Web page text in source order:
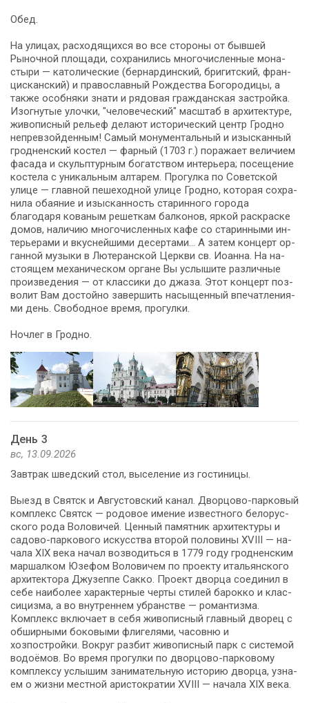
Обед.
На ули­цах, рас­хо­дя­щих­ся во все сто­ро­ны от быв­шей
Рыночной пло­ща­ди, со­хра­ни­лись мно­го­чис­лен­ные мо­на­
сты­ри — ка­то­ли­че­ские (бер­нар­дин­ский, бри­гит­ский, фран­
цис­кан­ский) и пра­во­слав­ный Рож­де­ства Бо­го­ро­ди­цы, а
так­же особ­ня­ки зна­ти и ря­до­вая граж­дан­ская за­строй­ка.
Изогнутые улоч­ки, "че­ло­ве­че­ский" мас­штаб в ар­хи­тек­ту­ре,
жи­во­пис­ный ре­льеф де­ла­ют ис­то­ри­че­ский центр Грод­но
непревзойденным! Са­мый мо­ну­мен­таль­ный и изыс­кан­ный
грод­нен­ский ко­стел — фарный (1703 г.) по­ра­жа­ет ве­ли­чи­ем
фа­са­да и скульп­тур­ным бо­гат­ством ин­те­рье­ра; посещение
ко­сте­ла с уни­каль­ным ал­та­рем. Прогулка по Советской
ули­це — глав­ной пе­ше­ход­ной ули­це Грод­но, ко­то­рая со­хра­
ни­ла оба­я­ние и изыс­кан­ность ста­рин­но­го го­ро­да
благодаря ко­ва­ным ре­шет­кам бал­ко­нов, яр­кой рас­крас­ке
до­мов, на­ли­чию мно­го­чис­лен­ных ка­фе со ста­рин­ны­ми ин­
те­рье­ра­ми и вкус­ней­ши­ми де­сер­та­ми… А затем концерт ор­
ган­ной музыки в Лютеранской Церкви св. Иоан­на. На на­
сто­я­щем механическом органе Вы услы­ши­те раз­лич­ные
произведения — от клас­си­ки до джа­за. Этот кон­церт поз­
во­лит Вам до­стой­но завершить на­сы­щен­ный впе­чат­ле­ни­я­
ми день. Сво­бод­ное вре­мя, про­гул­ки.
Ноч­лег в Грод­но.
День 3
вс, 13.09.2026
Зав­трак швед­ский стол, вы­се­ле­ние из го­сти­ни­цы.
Выезд в Святск и Ав­гу­стов­ский ка­нал. Дворцово-парковый
ком­плекс Святск — ро­до­вое име­ние из­вест­но­го бе­ло­рус­
ско­го ро­да Воловичей. Ценный па­мят­ник ар­хи­тек­ту­ры и
садово-паркового ис­кус­ства вто­рой по­ло­ви­ны XVIII — на­
ча­ла XIX ве­ка на­чал возводиться в 1779 го­ду гродненским
маршалком Юзефом Воловичем по про­ек­ту ита­льян­ско­го
ар­хи­тек­то­ра Джу­зеп­пе Сак­ко. Проект двор­ца со­еди­нил в
се­бе наи­бо­лее ха­рак­тер­ные черты сти­лей ба­рок­ко и клас­
си­циз­ма, а во внутреннем убранстве — романтизма.
Комплекс вклю­ча­ет в се­бя жи­во­пис­ный глав­ный дво­рец с
об­шир­ны­ми боковыми флигелями, часовню и
хозпостройки. Во­круг раз­бит жи­во­пис­ный парк с си­сте­мой
водоёмов. Во вре­мя про­гул­ки по дворцово-парковому
ком­плек­су услышим занимательную ис­то­рию двор­ца, узна­
ем о жиз­ни мест­ной аристократии XVIII — на­ча­ла XIX ве­ка.